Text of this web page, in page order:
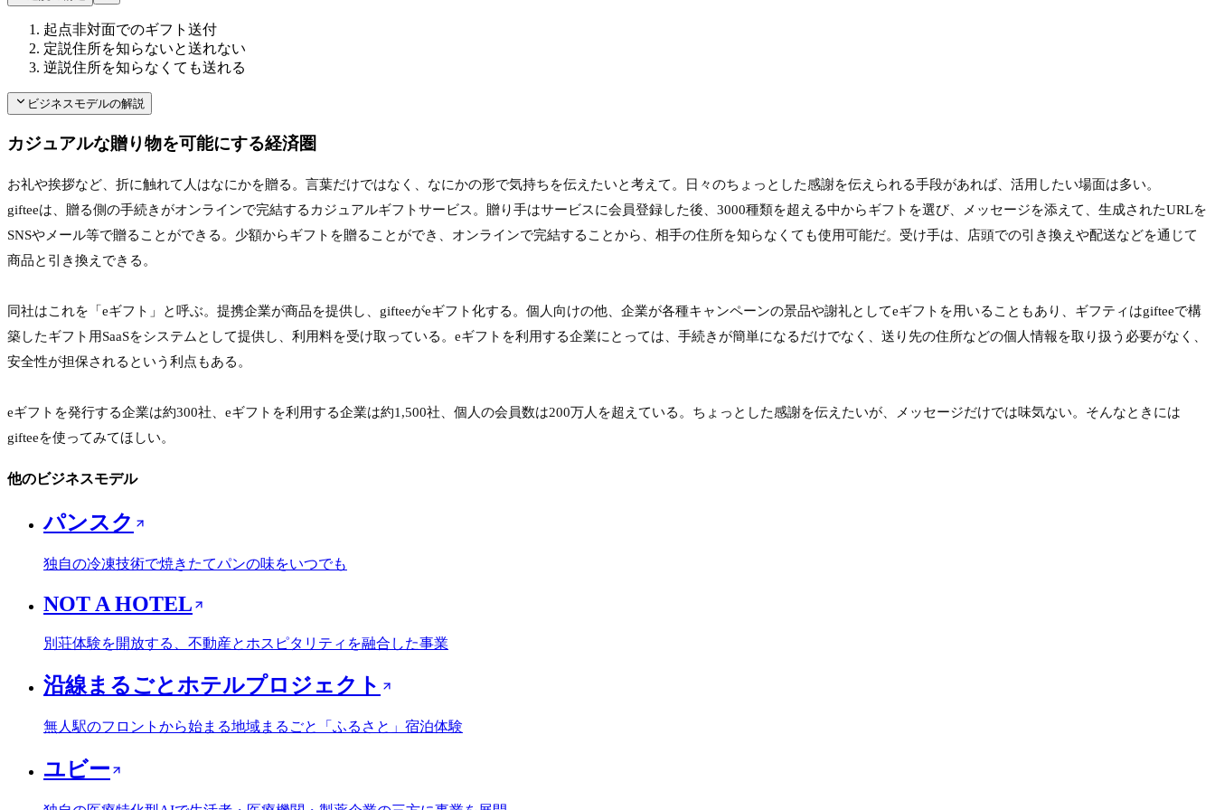
起点非対面でのギフト送付
定説住所を知らないと送れない
逆説住所を知らなくても送れる
ビジネスモデルの解説
カジュアルな贈り物を可能にする経済圏
お礼や挨拶など、折に触れて人はなにかを贈る。言葉だけではなく、なにかの形で気持ちを伝えたいと考えて。日々のちょっとした感謝を伝えられる手段があれば、活用したい場面は多い。
gifteeは、贈る側の手続きがオンラインで完結するカジュアルギフトサービス。贈り手はサービスに会員登録した後、3000種類を超える中からギフトを選び、メッセージを添えて、生成されたURLを
SNSやメール等で贈ることができる。少額からギフトを贈ることができ、オンラインで完結することから、相手の住所を知らなくても使用可能だ。受け手は、店頭での引き換えや配送などを通じて
商品と引き換えできる。
同社はこれを「eギフト」と呼ぶ。提携企業が商品を提供し、gifteeがeギフト化する。個人向けの他、企業が各種キャンペーンの景品や謝礼としてeギフトを用いることもあり、ギフティはgifteeで構
築したギフト用SaaSをシステムとして提供し、利用料を受け取っている。eギフトを利用する企業にとっては、手続きが簡単になるだけでなく、送り先の住所などの個人情報を取り扱う必要がなく、
安全性が担保されるという利点もある。
eギフトを発行する企業は約300社、eギフトを利用する企業は約1,500社、個人の会員数は200万人を超えている。ちょっとした感謝を伝えたいが、メッセージだけでは味気ない。そんなときには
gifteeを使ってみてほしい。
他のビジネスモデル
パンスク
独自の冷凍技術で焼きたてパンの味をいつでも
NOT A HOTEL
別荘体験を開放する、不動産とホスピタリティを融合した事業
沿線まるごとホテルプロジェクト
無人駅のフロントから始まる地域まるごと「ふるさと」宿泊体験
ユビー